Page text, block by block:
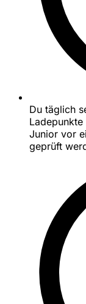
Du täglich
Junior vor
geprüft